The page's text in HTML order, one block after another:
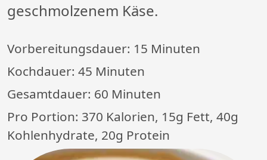
geschmolzenem Käse.
Vorbereitungsdauer: 15 Minuten
Kochdauer: 45 Minuten
Gesamtdauer: 60 Minuten
Pro Portion: 370 Kalorien, 15g Fett, 40g
Kohlenhydrate, 20g Protein